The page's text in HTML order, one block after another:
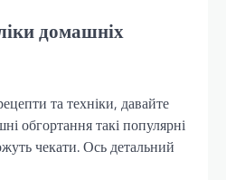
домашніх
та техніки, давайте
обгортання такі популярні
чекати. Ось детальний